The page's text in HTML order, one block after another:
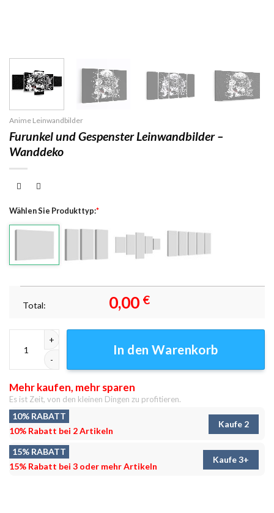
Anime Leinwandbilder
Furunkel und Gespenster Leinwandbilder –
Wanddeko
Wählen Sie Produkttyp:*
Total: 0,00 €
In den Warenkorb
Mehr kaufen, mehr sparen
Es ist Zeit, von den kleinen Dingen zu profitieren.
10% RABATT
10% Rabatt bei 2 Artikeln
Kaufe 2
15% RABATT
15% Rabatt bei 3 oder mehr Artikeln
Kaufe 3+